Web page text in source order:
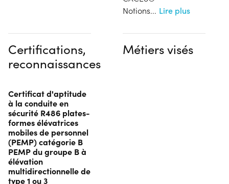
Notions... Lire plus
Certifications,
reconnaissances
Certificat d'aptitude
à la conduite en
sécurité R486 plates-
formes élévatrices
mobiles de personnel
(PEMP) catégorie B
PEMP du groupe B à
élévation
multidirectionnelle de
type 1 ou 3
Métiers visés